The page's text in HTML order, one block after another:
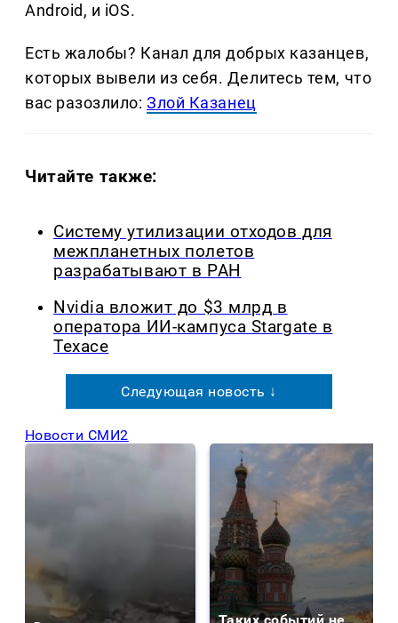
Android, и iOS.
Есть жалобы? Канал для добрых казанцев,
которых вывели из себя. Делитеcь тем, что
вас разозлило:Злой Казанец
Читайте также:
Систему утилизации отходов для
межпланетных полетов
разрабатывают в РАН
Nvidia вложит до $3 млрд в
оператора ИИ-кампуса Stargate в
Техасе
Следующая новость ↓
Новости СМИ2